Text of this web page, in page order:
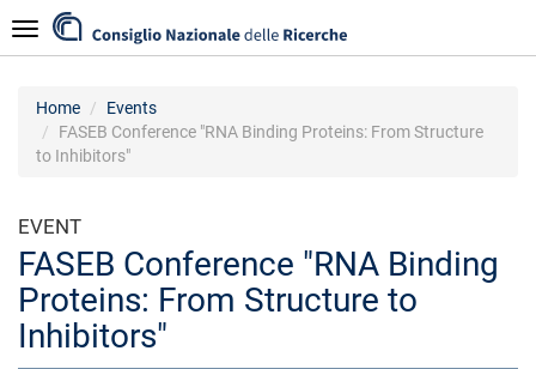
to
main
Navigazione
Home
Events
FASEB Conference "RNA Binding Proteins: From Structure
to Inhibitors"
EVENT
FASEB Conference "RNA Binding
Proteins: From Structure to
Inhibitors"